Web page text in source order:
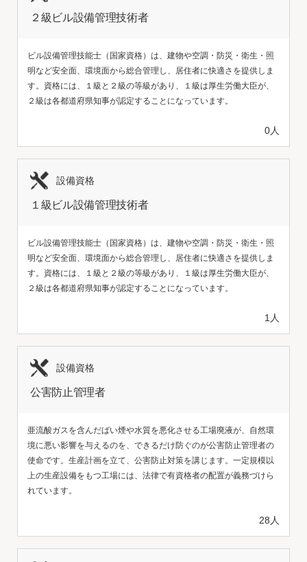
２級ビル設備管理技術者
ビル設備管理技能士（国家資格）は、建物や空調・防災・衛生・照
明など安全面、環境面から総合管理し、居住者に快適さを提供しま
す。資格には、１級と２級の等級があり、１級は厚生労働大臣が、
２級は各都道府県知事が認定することになっています。
0人
設備資格
１級ビル設備管理技術者
ビル設備管理技能士（国家資格）は、建物や空調・防災・衛生・照
明など安全面、環境面から総合管理し、居住者に快適さを提供しま
す。資格には、１級と２級の等級があり、１級は厚生労働大臣が、
２級は各都道府県知事が認定することになっています。
1人
設備資格
公害防止管理者
亜流酸ガスを含んだばい煙や水質を悪化させる工場廃液が、自然環
境に悪い影響を与えるのを、できるだけ防ぐのが公害防止管理者の
使命です。生産計画を立て、公害防止対策を講じます。一定規模以
上の生産設備をもつ工場には、法律で有資格者の配置が義務づけら
れています。
28人